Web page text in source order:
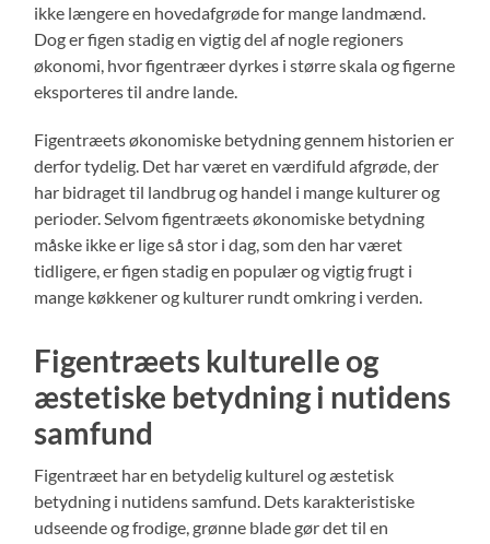
ikke længere en hovedafgrøde for mange landmænd.
Dog er figen stadig en vigtig del af nogle regioners
økonomi, hvor figentræer dyrkes i større skala og figerne
eksporteres til andre lande.
Figentræets økonomiske betydning gennem historien er
derfor tydelig. Det har været en værdifuld afgrøde, der
har bidraget til landbrug og handel i mange kulturer og
perioder. Selvom figentræets økonomiske betydning
måske ikke er lige så stor i dag, som den har været
tidligere, er figen stadig en populær og vigtig frugt i
mange køkkener og kulturer rundt omkring i verden.
Figentræets kulturelle og
æstetiske betydning i nutidens
samfund
Figentræet har en betydelig kulturel og æstetisk
betydning i nutidens samfund. Dets karakteristiske
udseende og frodige, grønne blade gør det til en